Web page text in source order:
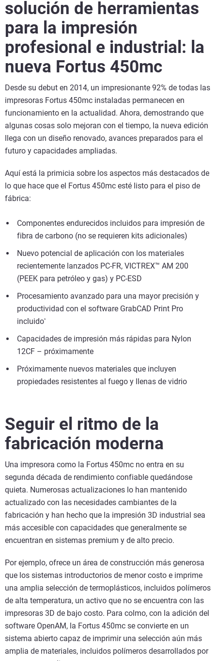
solución de herramientas
para la impresión
profesional e industrial: la
nueva Fortus 450mc
Desde su debut en 2014, un impresionante 92% de todas las
impresoras Fortus 450mc instaladas permanecen en
funcionamiento en la actualidad. Ahora, demostrando que
algunas cosas solo mejoran con el tiempo, la nueva edición
llega con un diseño renovado, avances preparados para el
futuro y capacidades ampliadas.
Aquí está la primicia sobre los aspectos más destacados de
lo que hace que el Fortus 450mc esté listo para el piso de
fábrica:
Componentes endurecidos incluidos para impresión de
fibra de carbono (no se requieren kits adicionales)
Nuevo potencial de aplicación con los materiales
recientemente lanzados PC-FR, VICTREX™ AM 200
(PEEK para petróleo y gas) y PC-ESD
Procesamiento avanzado para una mayor precisión y
productividad con el software GrabCAD Print Pro
incluido*
Capacidades de impresión más rápidas para Nylon
12CF – próximamente
Próximamente nuevos materiales que incluyen
propiedades resistentes al fuego y llenas de vidrio
Seguir el ritmo de la
fabricación moderna
Una impresora como la Fortus 450mc no entra en su
segunda década de rendimiento confiable quedándose
quieta. Numerosas actualizaciones lo han mantenido
actualizado con las necesidades cambiantes de la
fabricación y han hecho que la impresión 3D industrial sea
más accesible con capacidades que generalmente se
encuentran en sistemas premium y de alto precio.
Por ejemplo, ofrece un área de construcción más generosa
que los sistemas introductorios de menor costo e imprime
una amplia selección de termoplásticos, incluidos polímeros
de alta temperatura, un activo que no se encuentra con las
impresoras 3D de bajo costo. Para colmo, con la adición del
software OpenAM, la Fortus 450mc se convierte en un
sistema abierto capaz de imprimir una selección aún más
amplia de materiales, incluidos polímeros desarrollados por